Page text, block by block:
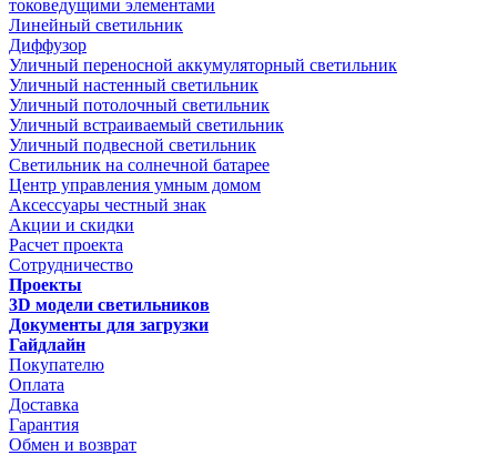
токоведущими элементами
Линейный светильник
Диффузор
Уличный переносной аккумуляторный светильник
Уличный настенный светильник
Уличный потолочный светильник
Уличный встраиваемый светильник
Уличный подвесной светильник
Светильник на солнечной батарее
Центр управления умным домом
Аксессуары честный знак
Акции и скидки
Расчет проекта
Сотрудничество
Проекты
3D модели светильников
Документы для загрузки
Гайдлайн
Покупателю
Оплата
Доставка
Гарантия
Обмен и возврат